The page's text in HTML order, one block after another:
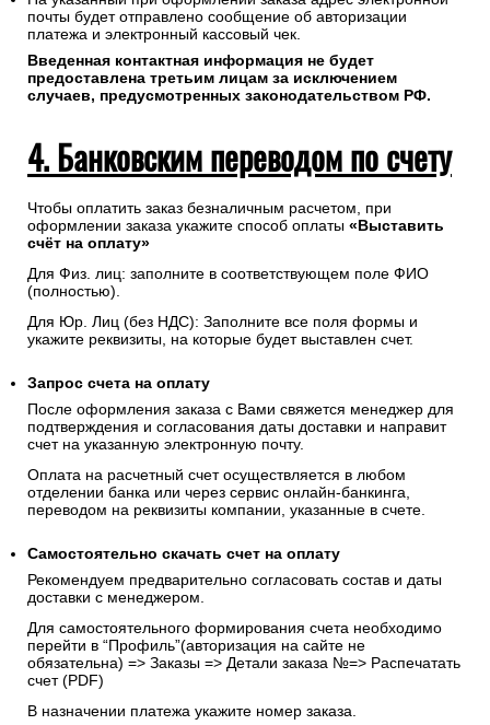
почты будет отправлено сообщение об авторизации
платежа и электронный кассовый чек.
Введенная контактная информация не будет
предоставлена третьим лицам за исключением
случаев, предусмотренных законодательством РФ.
4. Банковским переводом по счету
Чтобы оплатить заказ безналичным расчетом, при
оформлении заказа укажите способ оплаты «Выставить
счёт на оплату»
Для Физ. лиц: заполните в соответствующем поле ФИО
(полностью).
Для Юр. Лиц (без НДС): Заполните все поля формы и
укажите реквизиты, на которые будет выставлен счет.
Запрос счета на оплату
После оформления заказа с Вами свяжется менеджер для
подтверждения и согласования даты доставки и направит
счет на указанную электронную почту.
Оплата на расчетный счет осуществляется в любом
отделении банка или через сервис онлайн-банкинга,
переводом на реквизиты компании, указанные в счете.
Самостоятельно скачать счет на оплату
Рекомендуем предварительно согласовать состав и даты
доставки с менеджером.
Для самостоятельного формирования счета необходимо
перейти в “Профиль”(авторизация на сайте не
обязательна) => Заказы => Детали заказа №=> Распечатать
счет (PDF)
В назначении платежа укажите номер заказа.